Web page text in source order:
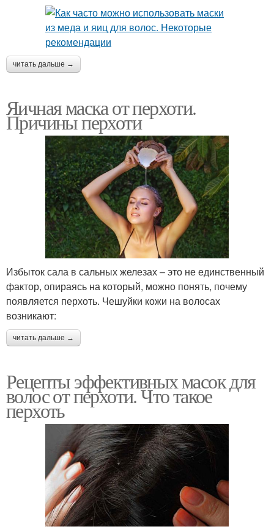
читать дальше →
Яичная маска от перхоти.
Причины перхоти
Избыток сала в сальных железах – это не единственный
фактор, опираясь на который, можно понять, почему
появляется перхоть. Чешуйки кожи на волосах
возникают:
читать дальше →
Рецепты эффективных масок для
волос от перхоти. Что такое
перхоть